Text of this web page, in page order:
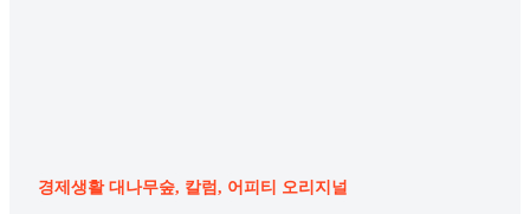
경제생활 대나무숲 칼럼 어피티 오리지널